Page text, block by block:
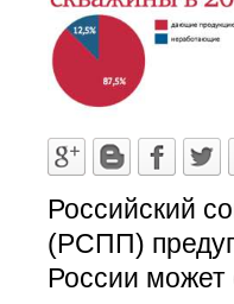
Российский
(РСПП)
России может